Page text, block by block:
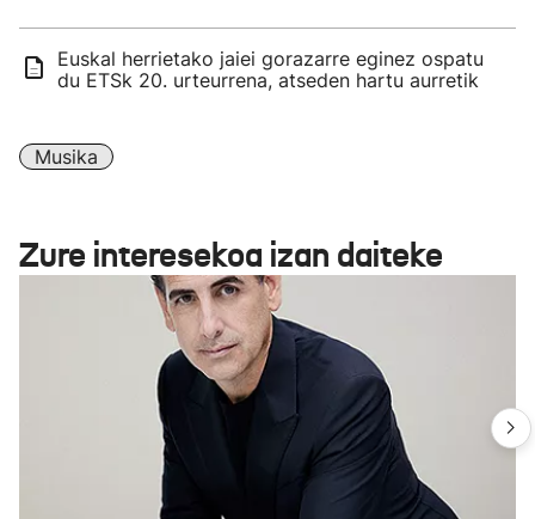
Euskal herrietako jaiei gorazarre eginez ospatu
du ETSk 20. urteurrena, atseden hartu aurretik
Musika
Zure interesekoa izan daiteke